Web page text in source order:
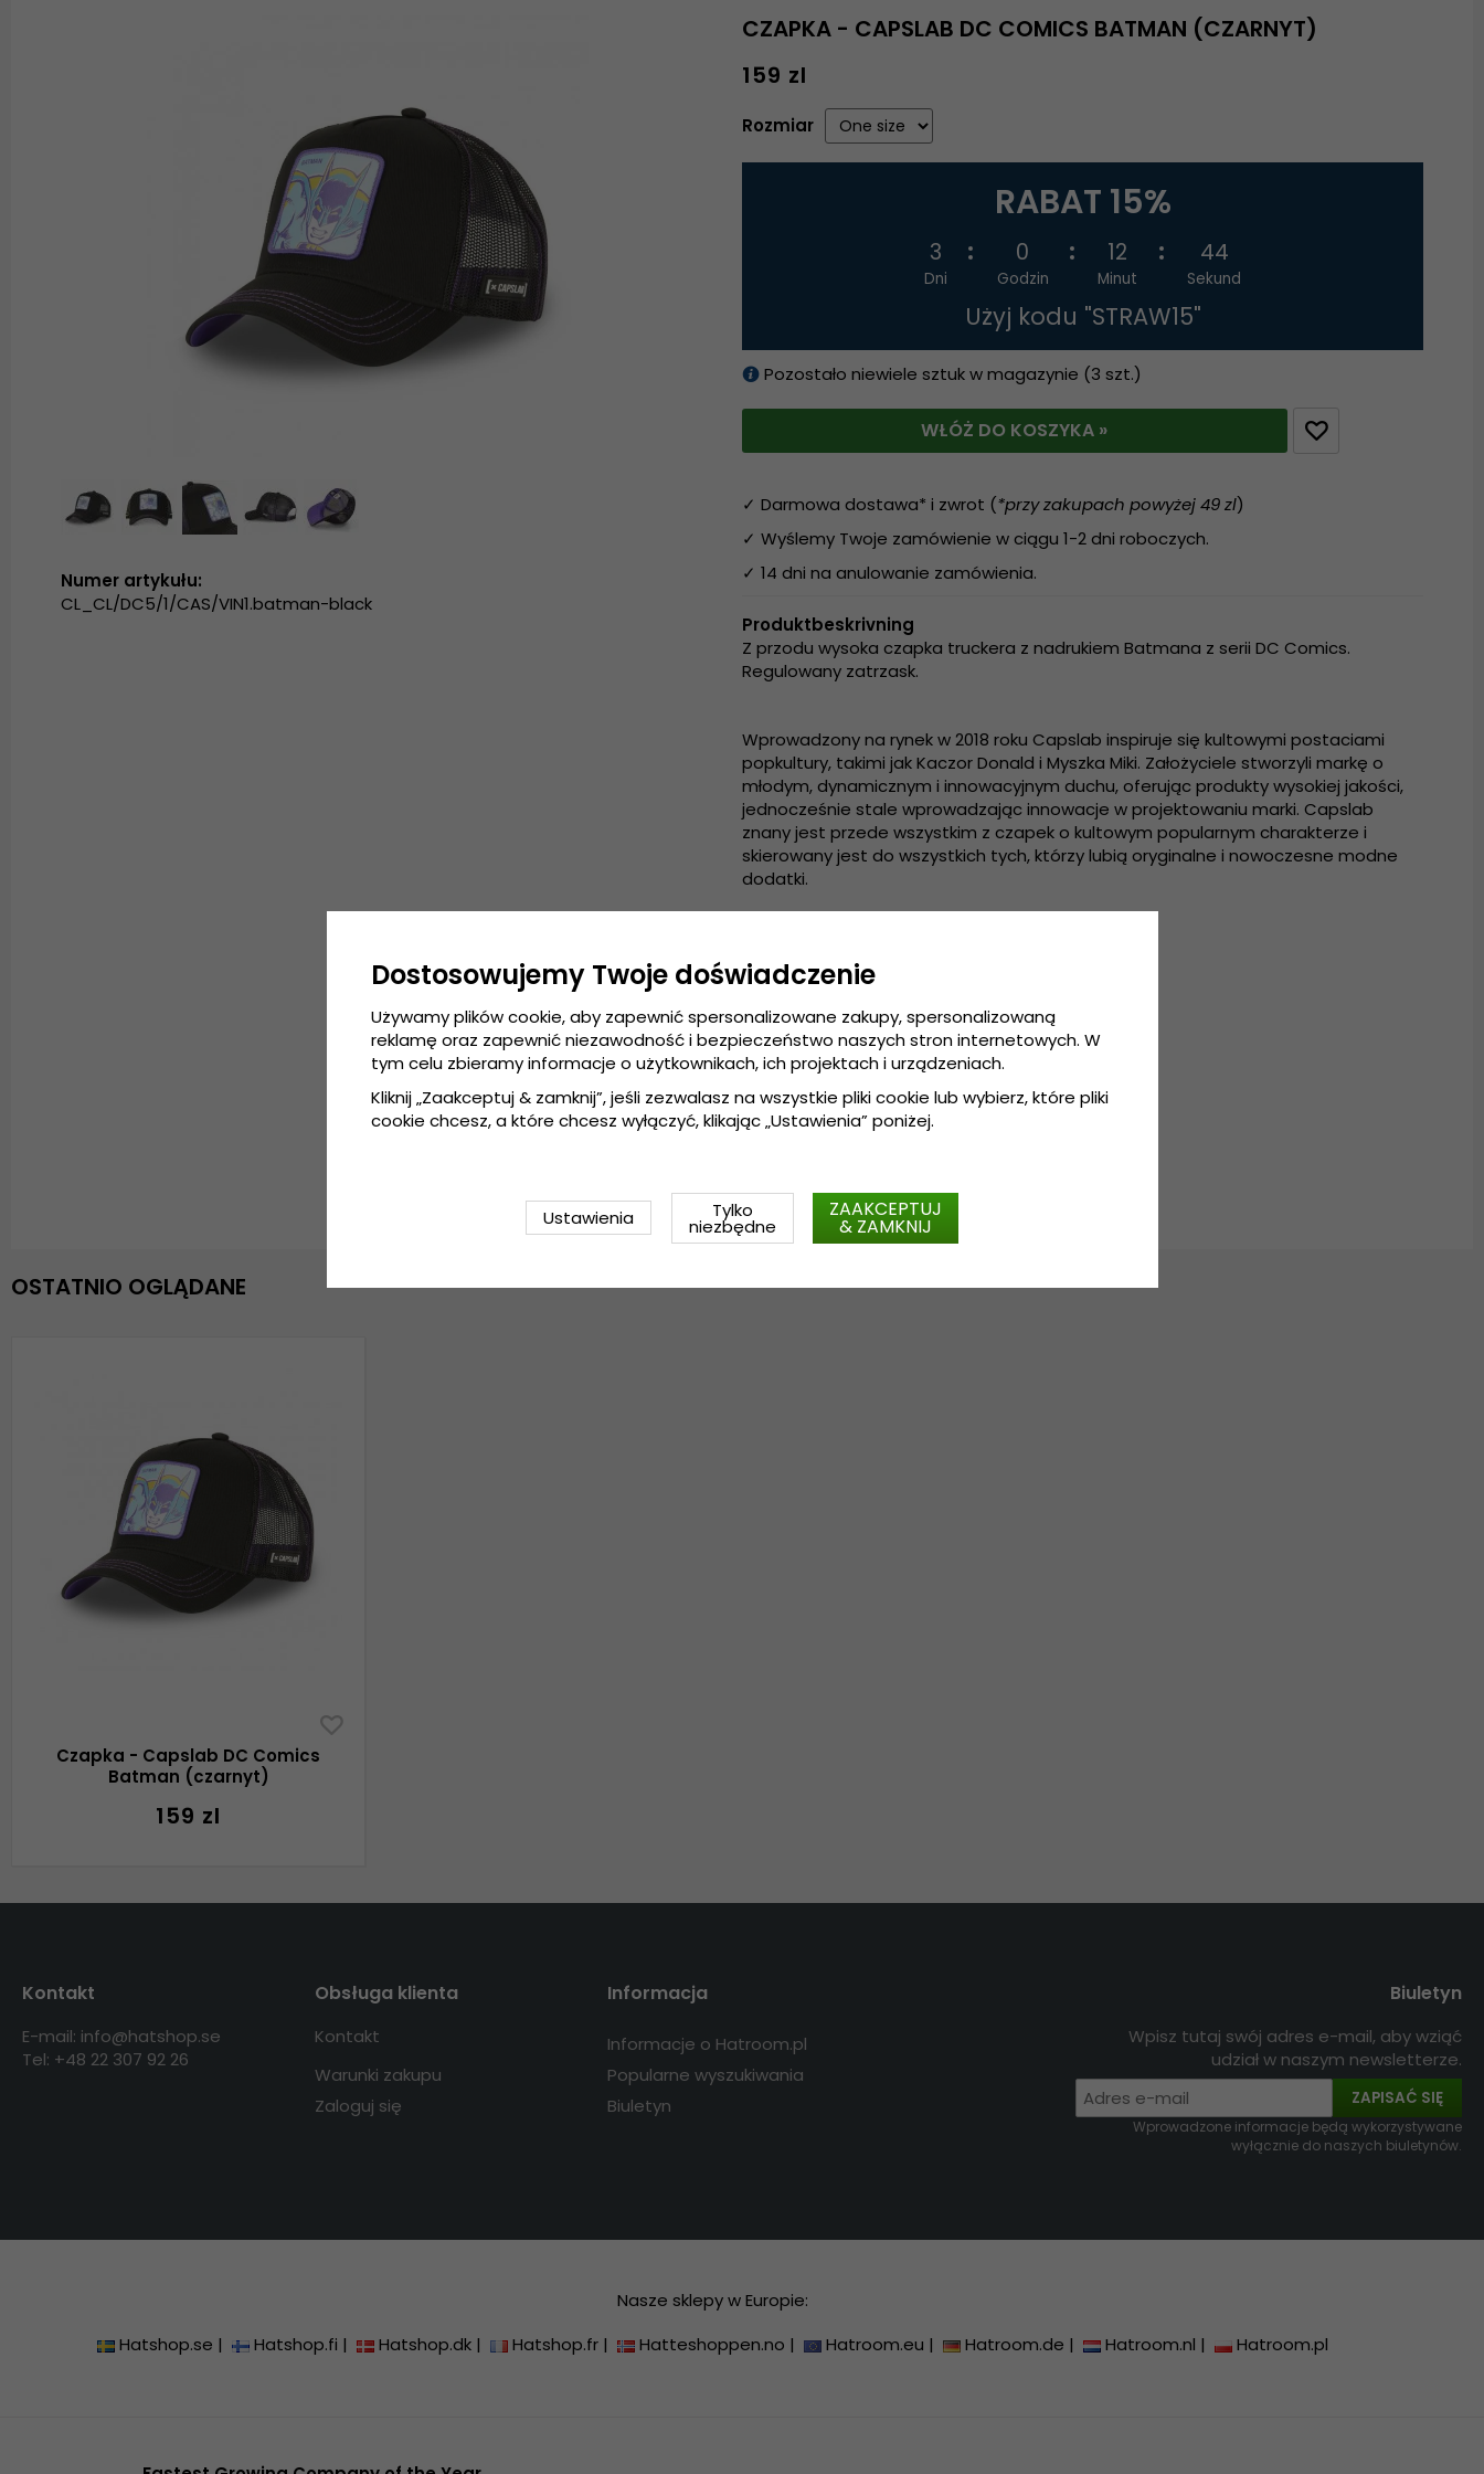
CZAPKA - CAPSLAB DC COMICS BATMAN (CZARNYT)
159 zl
Rozmiar
RABAT 15%
3
Dni
0
Godzin
12
Minut
43
Sekund
Użyj kodu "STRAW15"
Pozostało niewiele sztuk w magazynie (3 szt.)
WŁÓŻ DO KOSZYKA »
✓ Darmowa dostawa* i zwrot (*przy zakupach powyżej 49 zl)
✓ Wyślemy Twoje zamówienie w ciągu 1-2 dni roboczych.
✓ 14 dni na anulowanie zamówienia.
Produktbeskrivning
Z przodu wysoka czapka truckera z nadrukiem Batmana z serii DC Comics.
Regulowany zatrzask.
Wprowadzony na rynek w 2018 roku Capslab inspiruje się kultowymi postaciami
popkultury, takimi jak Kaczor Donald i Myszka Miki. Założyciele stworzyli markę o
młodym, dynamicznym i innowacyjnym duchu, oferując produkty wysokiej jakości,
jednocześnie stale wprowadzając innowacje w projektowaniu marki. Capslab
znany jest przede wszystkim z czapek o kultowym popularnym charakterze i
skierowany jest do wszystkich tych, którzy lubią oryginalne i nowoczesne modne
dodatki.
Rozmiar uniwersalny
Regulacja z tyłu czapki
Wykonanie: Bawełna / Polyester
Przewodnik po rozmiarach:
Numer artykułu:
CL_CL/DC5/1/CAS/VIN1.batman-black
OSTATNIO OGLĄDANE
Czapka - Capslab DC Comics
Batman (czarnyt)
159 zl
Kontakt
E-mail: info@hatshop.se
Tel: +48 22 307 92 26
Obsługa klienta
Kontakt
Warunki zakupu
Zaloguj się
Informacja
Informacje o Hatroom.pl
Popularne wyszukiwania
Biuletyn
Biuletyn
Wpisz tutaj swój adres e-mail, aby wziąć
udział w naszym newsletterze.
ZAPISAĆ SIĘ
Wprowadzone informacje będą wykorzystywane
wyłącznie do naszych biuletynów.
Nasze sklepy w Europie:
Hatshop.se | Hatshop.fi | Hatshop.dk | Hatshop.fr | Hatteshoppen.no | Hatroom.eu | Hatroom.de | Hatroom.nl | Hatroom.pl
Dostosowujemy Twoje doświadczenie
Używamy plików cookie, aby zapewnić spersonalizowane zakupy, spersonalizowaną
reklamę oraz zapewnić niezawodność i bezpieczeństwo naszych stron internetowych. W
tym celu zbieramy informacje o użytkownikach, ich projektach i urządzeniach.
Kliknij „Zaakceptuj & zamknij”, jeśli zezwalasz na wszystkie pliki cookie lub wybierz, które pliki
cookie chcesz, a które chcesz wyłączyć, klikając „Ustawienia” poniżej.
Ustawienia Tylko
niezbędne
ZAAKCEPTUJ
& ZAMKNIJ